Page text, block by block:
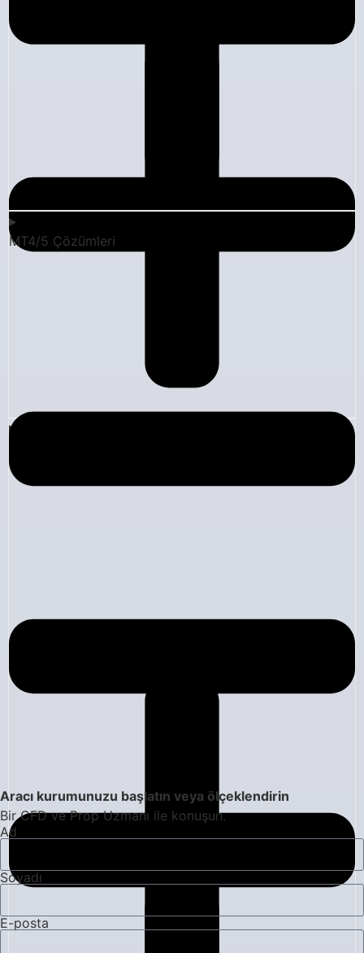
MT4/5 Çözümleri
Aracı kurumunuzu başlatın veya ölçeklendirin
Bir CFD ve Prop Uzmanı ile konuşun.
Ad
Soyadı
E-posta